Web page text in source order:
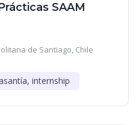
SAAM
de Santiago, Chile
internship